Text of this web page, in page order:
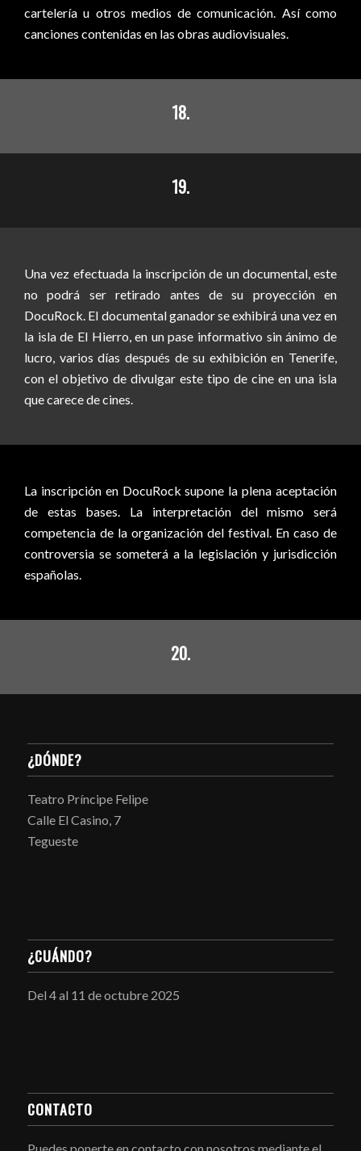
cartelería u otros medios de comunicación. Así como
canciones contenidas en las obras audiovisuales.
18.
19.
Una vez efectuada la inscripción de un documental, este
no podrá ser retirado antes de su proyección en
DocuRock. El documental ganador se exhibirá una vez en
la isla de El Hierro, en un pase informativo sin ánimo de
lucro, varios días después de su exhibición en Tenerife,
con el objetivo de divulgar este tipo de cine en una isla
que carece de cines.
La inscripción en DocuRock supone la plena aceptación
de estas bases. La interpretación del mismo será
competencia de la organización del festival. En caso de
controversia se someterá a la legislación y jurisdicción
españolas.
20.
¿DÓNDE?
Teatro Príncipe Felipe
Calle El Casino, 7
Tegueste
¿CUÁNDO?
Del 4 al 11 de octubre 2025
CONTACTO